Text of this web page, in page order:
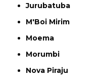
Jurubatuba
M'Boi Mirim
Moema
Morumbi
Nova Piraju